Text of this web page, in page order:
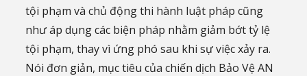
tội phạm và chủ động thi hành luật pháp cũng
như áp dụng các biện pháp nhằm giảm bớt tỷ lệ
tội phạm, thay vì ứng phó sau khi sự việc xảy ra.
Nói đơn giản, mục tiêu của chiến dịch Bảo Vệ AN